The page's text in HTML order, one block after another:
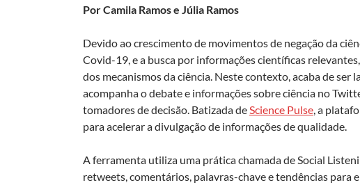
o
n
o
o
k
A
p
p
Por Camila Ramos e Júlia Ramos
Devido ao crescimento de movimentos de negação da
Covid-19, e a busca por informações científicas
dos mecanismos da ciência. Neste contexto, acaba de
acompanha o debate e informações sobre ciência no
tomadores de decisão. Batizada de Science Pulse , a
para acelerar a divulgação de informações de qualidade.
A ferramenta utiliza uma prática chamada de Social
retweets, comentários, palavras-chave e tendências para